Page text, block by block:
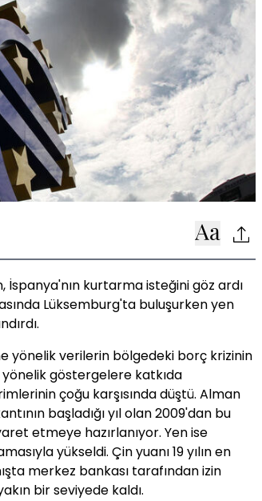
İspanya'nın kurtarma isteğini göz ardı
Lüksemburg'ta buluşurken yen
yönelik verilerin bölgedeki borç krizinin
göstergelere katkıda
çoğu karşısında düştü. Alman
başladığı yıl olan 2009'dan bu
etmeye hazırlanıyor. Yen ise
yükseldi. Çin yuanı 19 yılın en
merkez bankası tarafından izin
bir seviyede kaldı.